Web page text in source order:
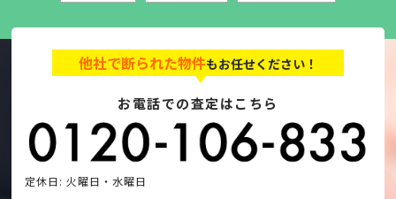
他社で断られた物件もお任せください！
お電話での査定はこちら
定休日: 火曜日・水曜日